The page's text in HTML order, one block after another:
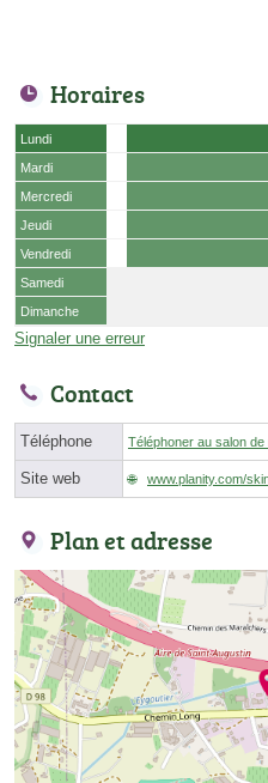
Horaires
Lundi
Mardi
Mercredi
Jeudi
Vendredi
Samedi
Dimanche
Signaler une erreur
Contact
Téléphone Téléphoner au salon
Site web www.planity.com/
Plan et adresse